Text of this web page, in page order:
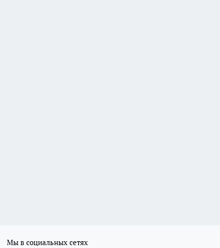
Мы в социальных сетях